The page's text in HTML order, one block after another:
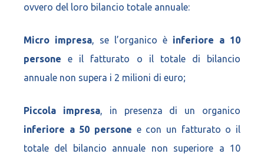
ovvero del loro bilancio totale annuale:
Micro impresa, se l’organico è inferiore a 10
persone e il fatturato o il totale di bilancio
annuale non supera i 2 milioni di euro;
Piccola impresa, in presenza di un organico
inferiore a 50 persone e con un fatturato o il
totale del bilancio annuale non superiore a 10